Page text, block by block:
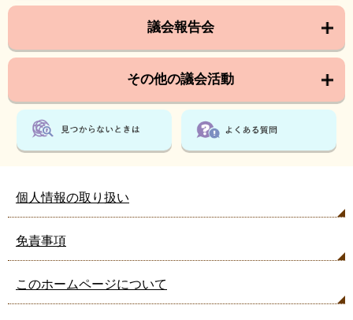
議会報告会
その他の議会活動
個人情報の取り扱い
免責事項
このホームページについて